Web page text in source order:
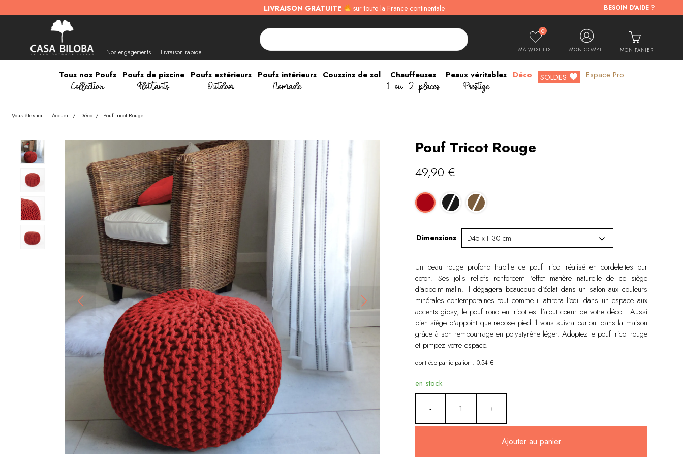
LIVRAISON GRATUITE sur toute la France continentale BESOIN D'AIDE ?
MON PANIER
Nos engagements Livraison rapide
0
MA WISHLIST MON COMPTE
Tous nos Poufs
Collection Poufs de piscine
Flottants Poufs extérieurs
Outdoor Poufs intérieurs
Nomade Coussins de sol Chauffeuses
1 ou 2 places Peaux véritables
Prestige Déco SOLDES Espace Pro
Vous êtes ici : Accueil / Déco / Pouf Tricot Rouge
Pouf Tricot Rouge
49,90 €
Dimensions
Un beau rouge profond habille ce pouf tricot réalisé en cordelettes pur
coton. Ses jolis reliefs renforcent l’effet matière naturelle de ce siège
d’appoint malin. Il dégagera beaucoup d’éclat dans un salon aux couleurs
minérales contemporaines tout comme il attirera l’œil dans un espace aux
accents gipsy, le pouf rond en tricot est l’atout cœur de votre déco ! Aussi
bien siège d’appoint que repose pied il vous suivra partout dans la maison
grâce à son rembourrage en polystyrène léger. Adoptez le pouf tricot rouge
et pimpez votre espace.
dont éco-participation : 0.54 €
en stock
Ajouter au panier